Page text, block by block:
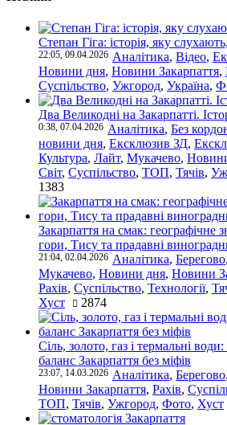
Степан Гіга: історія, яку
22:05, 09.04.2026 Аналітика, Відео,
Новини дня, Новини Закарпаття,
Суспільство, Ужгород, Україна,
Два Великодні на Закарпатті.
0:38, 07.04.2026 Аналітика, Без
новини дня, Ексклюзив ЗД,
Культура, Лайт, Мукачево,
Світ, Суспільство, ТОП, Тячів,
1383
Закарпаття на смак: географічне
гори, Тису та прадавні
21:04, 02.04.2026 Аналітика, Берегово,
Мукачево, Новини дня, Новини
Рахів, Суспільство, Технології,
Хуст
2874
Сіль, золото, газ і термальні
баланс Закарпаття без міфів
23:07, 14.03.2026 Аналітика, Берегово,
Новини Закарпаття, Рахів,
ТОП, Тячів, Ужгород, Фото, Хуст